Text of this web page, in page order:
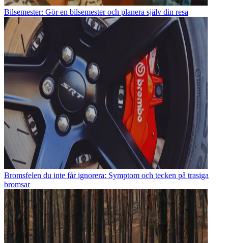
Bilsemester: Gör en bilsemester och planera själv din resa
Bromsfelen du inte får ignorera: Symptom och tecken på trasiga
bromsar